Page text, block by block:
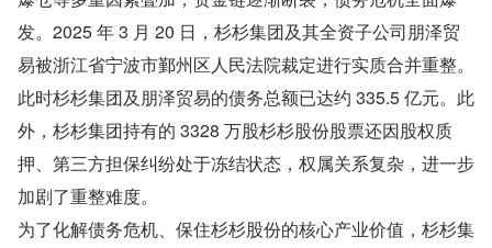
发。2025 年 3 月 20 日，杉杉集团及其全资子公司朋泽贸
易被浙江省宁波市鄞州区人民法院裁定进行实质合并重整。
此时杉杉集团及朋泽贸易的债务总额已达约 335.5 亿元。此
外，杉杉集团持有的 3328 万股杉杉股份股票还因股权质
押、第三方担保纠纷处于冻结状态，权属关系复杂，进一步
加剧了重整难度。
为了化解债务危机、保住杉杉股份的核心产业价值，杉杉集